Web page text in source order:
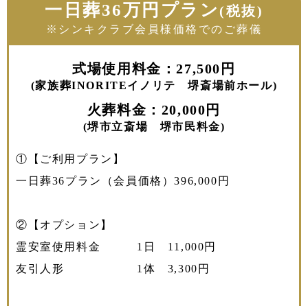
一日葬36万円プラン (税抜)
※シンキクラブ会員様価格でのご葬儀
式場使用料金：27,500円
(家族葬INORITEイノリテ 堺斎場前ホール)
火葬料金：20,000円
(堺市立斎場 堺市民料金)
①【ご利用プラン】
一日葬36プラン（会員価格）396,000円
②【オプション】
霊安室使用料金 1日 11,000円
友引人形 1体 3,300円